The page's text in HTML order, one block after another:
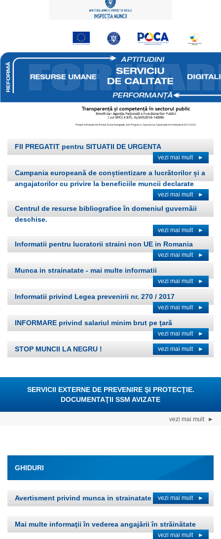
FII PREGATIT pentru SITUATII DE URGENTA
vezi mai mult ►
Campania europeană de conștientizare a lucrătorilor și a
angajatorilor cu privire la beneficiile muncii declarate
vezi mai mult ►
Centrul de resurse bibliografice în domeniul guvernăii
deschise.
vezi mai mult ►
Informatii pentru lucratorii straini non UE in Romania
vezi mai mult ►
Munca in strainatate - mai multe informatii
vezi mai mult ►
Informatii privind Legea prevenirii nr. 270 / 2017
vezi mai mult ►
INFORMARE privind salariul minim brut pe ţară
vezi mai mult ►
STOP MUNCII LA NEGRU ! vezi mai mult ►
SERVICII EXTERNE DE PREVENIRE ŞI PROTECŢIE.
DOCUMENTAŢII SSM AVIZATE
vezi mai mult ►
GHIDURI
Avertisment privind munca in strainatate vezi mai mult ►
Mai multe informaţii în vederea angajării în străinătate
vezi mai mult ►